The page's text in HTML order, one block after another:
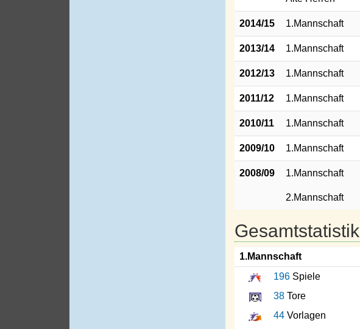
2014/15 1.Mannschaft
2013/14 1.Mannschaft
2012/13 1.Mannschaft
2011/12 1.Mannschaft
2010/11 1.Mannschaft
2009/10 1.Mannschaft
2008/09 1.Mannschaft
2.Mannschaft
Gesamtstatistik
1.Mannschaft
196 Spiele
38 Tore
44 Vorlagen